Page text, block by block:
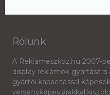
Rólunk
A Reklámeszköz.hu 2007-
display reklámok gyártására
gyártói kapacitással
versenyképes árakkal